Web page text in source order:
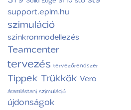
support.eplm.hu
szimuláció
szinkronmodellezés
Teamcenter
tervezés tervezőrendszer
Tippek Trükkök Vero
áramlástani szimuláció
újdonságok